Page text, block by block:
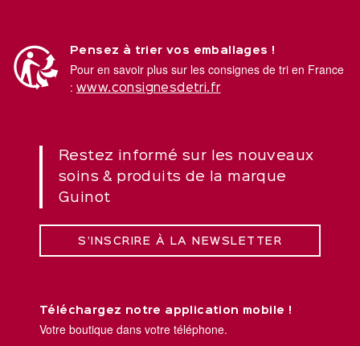
Pensez à trier vos emballages !
Pour en savoir plus sur les consignes de tri en France
: www.consignesdetri.fr
Restez informé sur les nouveaux
soins & produits de la marque
Guinot
S’INSCRIRE À LA NEWSLETTER
Téléchargez notre application mobile !
Votre boutique dans votre téléphone.